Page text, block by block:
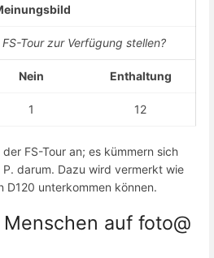
Tour zur Verfügung stellen?
Nein Enthaltung
1 12
FS-Tour an; es kümmern sich
P. darum. Dazu wird vermerkt wie
D120 unterkommen können.
auf foto@